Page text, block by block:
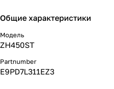
Общие характеристики
Модель
ZH450ST
Partnumber
E9PD7L311EZ3